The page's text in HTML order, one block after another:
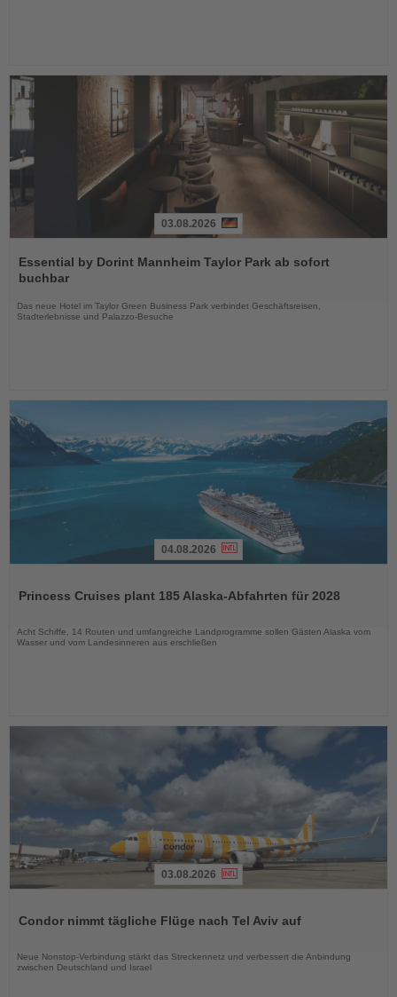
Sie
die
03.08.2026
Essential by Dorint Mannheim Taylor Park ab sofort
buchbar
Das neue Hotel im Taylor Green Business Park verbindet Geschäftsreisen,
Stadterlebnisse und Palazzo-Besuche
die
04.08.2026
Princess Cruises plant 185 Alaska-Abfahrten für 2028
Acht Schiffe, 14 Routen und umfangreiche Landprogramme sollen Gästen Alaska vom
Wasser und vom Landesinneren aus erschließen
die
03.08.2026
Condor nimmt tägliche Flüge nach Tel Aviv auf
Neue Nonstop-Verbindung stärkt das Streckennetz und verbessert die Anbindung
zwischen Deutschland und Israel